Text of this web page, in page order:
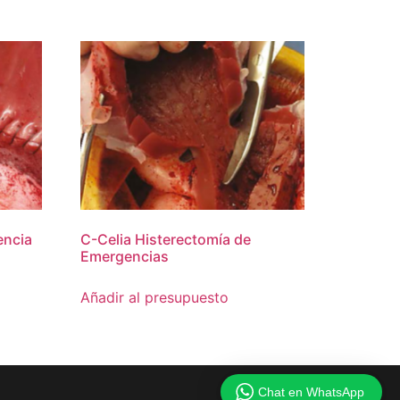
C-Celia Histerectomía de
Emergencias
Añadir al presupuesto
Chat en WhatsApp